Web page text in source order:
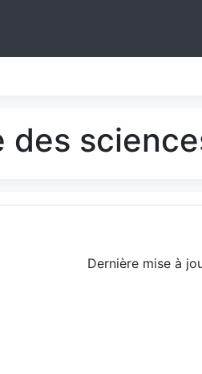
des
Dernière mise à